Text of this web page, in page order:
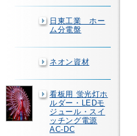
日東工業 ホー
ム分電盤
ネオン資材
看板用 蛍光灯ホ
ルダー・LEDモ
ジュール・スイ
ッチング電源
AC-DC